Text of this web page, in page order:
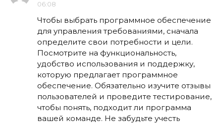
06:08
Чтобы выбрать программное обеспечение
для управления требованиями, сначала
определите свои потребности и цели.
Посмотрите на функциональность,
удобство использования и поддержку,
которую предлагает программное
обеспечение. Обязательно изучите отзывы
пользователей и проведите тестирование,
чтобы понять, подходит ли программа
вашей команде. Не забудьте учесть